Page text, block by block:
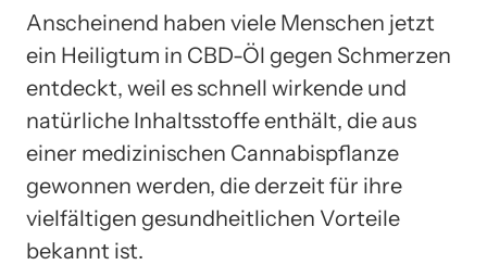
Anscheinend haben viele Menschen jetzt
ein Heiligtum in CBD-Öl gegen Schmerzen
entdeckt, weil es schnell wirkende und
natürliche Inhaltsstoffe enthält, die aus
einer medizinischen Cannabispflanze
gewonnen werden, die derzeit für ihre
vielfältigen gesundheitlichen Vorteile
bekannt ist.